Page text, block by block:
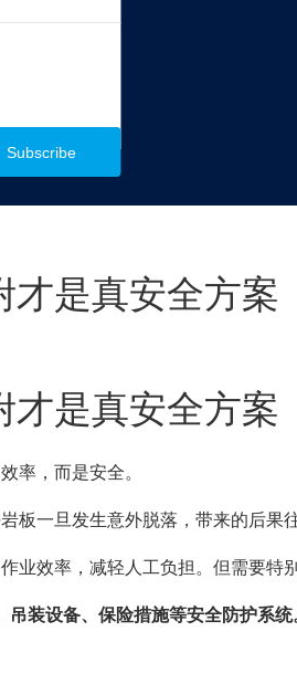
才是真安全方案
才是真安全方案
率，而是安全。
一旦发生意外脱落，带来的后果
作业效率，减轻人工负担。但需要特
装设备、保险措施等安全防护系统